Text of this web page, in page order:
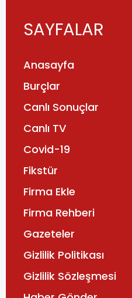
SAYFALAR
Anasayfa
Burçlar
Canlı Sonuçlar
Canlı TV
Covid-19
Fikstür
Firma Ekle
Firma Rehberi
Gazeteler
Gizlilik Politikası
Gizlilik Sözleşmesi